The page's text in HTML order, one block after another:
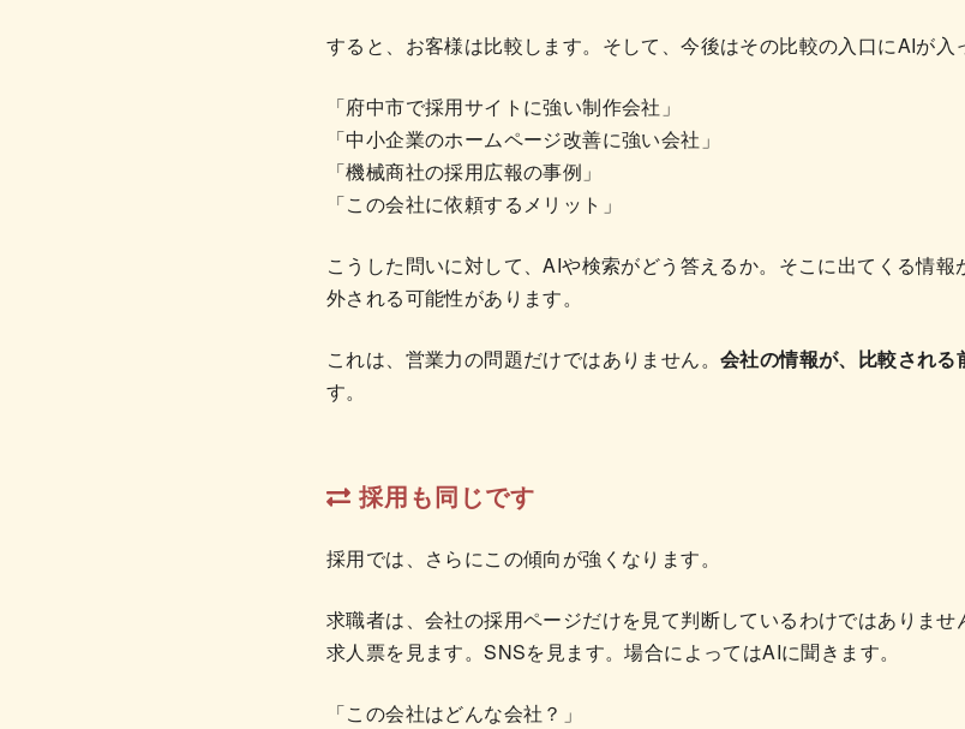
すると、お客様は比較します。そして、今後はその比較の入口にAIが入
「府中市で採用サイトに強い制作会社」
「中小企業のホームページ改善に強い会社」
「機械商社の採用広報の事例」
「この会社に依頼するメリット」
こうした問いに対して、AIや検索がどう答えるか。そこに出てくる情
外される可能性があります。
これは、営業力の問題だけではありません。 会社の情報が、比較され
す。
採用も同じです
採用では、さらにこの傾向が強くなります。
求職者は、会社の採用ページだけを見て判断しているわけではありませ
求人票を見ます。SNSを見ます。場合によってはAIに聞きます。
「この会社はどんな会社？」